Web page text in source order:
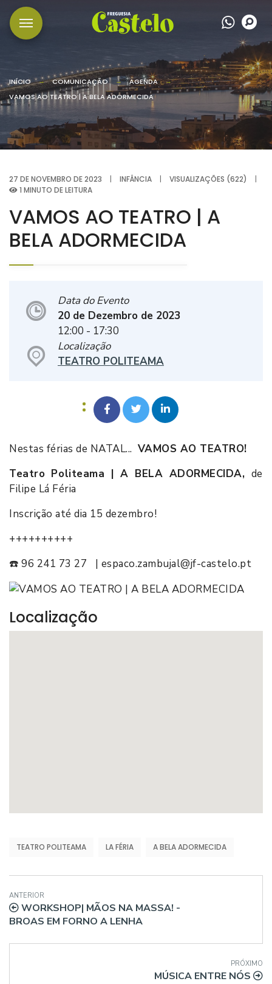
INÍCIO COMUNICAÇÃO
AGENDA
VAMOS AO TEATRO | A BELA ADORMECIDA
27 DE NOVEMBRO DE 2023 | INFÂNCIA | VISUALIZAÇÕES (622)
|
1 MINUTO DE LEITURA
VAMOS AO TEATRO | A
BELA ADORMECIDA
Data do Evento
20 de Dezembro de 2023
12:00 - 17:30
Localização
TEATRO POLITEAMA
Nestas férias de NATAL... VAMOS AO TEATRO!
Teatro Politeama | A BELA ADORMECIDA, de
Filipe Lá Féria
Inscrição até dia 15 dezembro!
++++++++++
☎️ 96 241 73 27 | espaco.zambujal@jf-castelo.pt
Localização
TEATRO POLITEAMA LA FÉRIA A BELA ADORMECIDA
ANTERIOR
WORKSHOP| MÃOS NA MASSA! -
BROAS EM FORNO A LENHA
PRÓXIMO
MÚSICA ENTRE NÓS